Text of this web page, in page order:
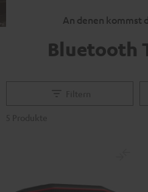
An denen kommst
Bluetooth